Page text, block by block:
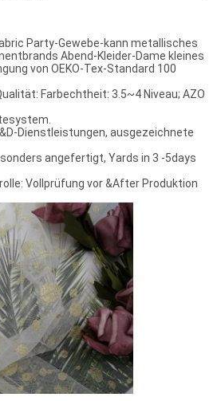
Party-Gewebe-kann metallisches
Abend-Kleider-Dame kleines
von OEKO-Tex-Standard 100
Farbechtheit: 3.5~4 Niveau; AZO
Dienstleistungen, ausgezeichnete
angefertigt, Yards in 3 -5days
Vollprüfung vor &After Produktion